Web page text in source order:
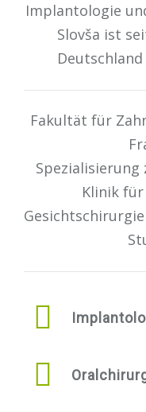
Implantologie
Slovša ist
Fakultät für
Klinik